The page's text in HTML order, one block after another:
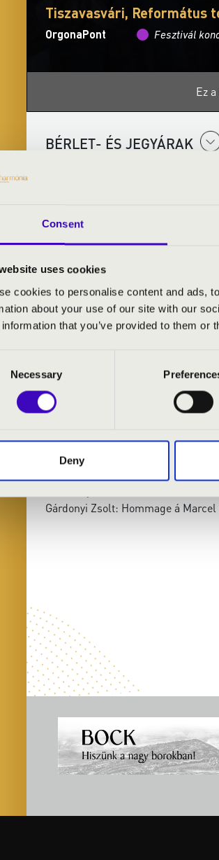
Consent
uses cookies
cookies to personalise content and ads,
about your use of our site with our
that you’ve provided to them
Necessary
Deny
Tiszavasvári, Református
OrgonaPont Fesztivál
Ez
BÉRLET- ÉS JEGYÁRAK
Sárosi Dániel- orgona
MŰSOR:
Fauré: Berceuse
Karg-Elert: Nun danket alle Gott
P. Ferroud: Trois Piéces pour flute
Bach: h-moll szvit – menuet,
Piazzolla: Oblivion
Gárdonyi Zsolt: Hommage á